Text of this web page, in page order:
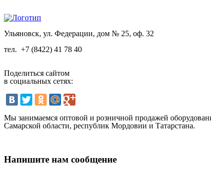
Ульяновск, ул. Федерации, дом № 25, оф. 32
тел. +7 (8422) 41 78 40
Поделиться сайтом
в социальных сетях:
Мы занимаемся оптовой и розничной продажей
Самарской области, республик Мордовии и Татарстана.
Напишите нам сообщение